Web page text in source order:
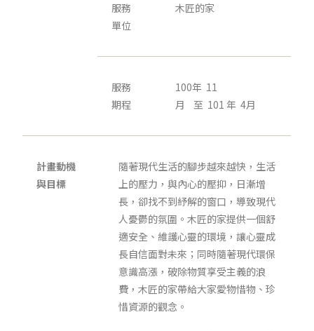
服務
單位
木匠的家
服務
期程
100年 11
月 至 101 年 4月
計畫動機
與目標
隨著現代生活的腳步越來越快，生活
上的壓力，與內心的壓抑，日漸增
長，卻找不到紓解的窗口，導致現代
人憂鬱的氛圍。木匠的家提供一個舒
適安全、維護心靈的環境，讓心靈成
長自信面對未來；同時隨著現代環保
意識高漲，破除物質享受主義的浪
費，木匠的家帶給大家愛物惜物、珍
惜資源的觀念。